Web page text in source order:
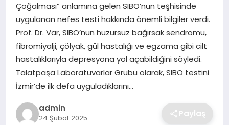
SAĞLIK
YAŞAM
Çoğalması” anlamına gelen SIBO’nun teşhisinde
uygulanan nefes testi hakkında önemli bilgiler verdi.
Prof. Dr. Var, SIBO’nun huzursuz bağırsak sendromu,
fibromiyalji, çölyak, gül hastalığı ve egzama gibi cilt
hastalıklarıyla depresyona yol açabildiğini söyledi.
Talatpaşa Laboratuvarlar Grubu olarak, SIBO testini
İzmir’de ilk defa uyguladıklarını…
admin
24 Şubat 2025 Paylaş